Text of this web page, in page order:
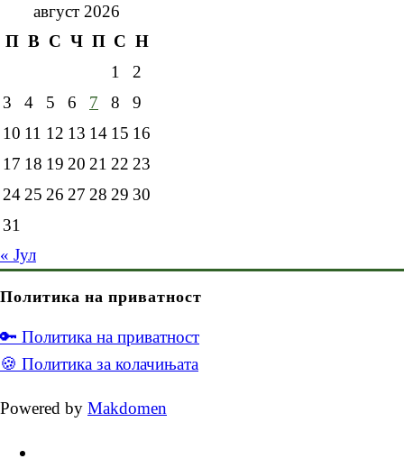
август 2026
П В С Ч П С Н
1
2
3
4 5 6 7 8
9
10 11 12 13 14 15 16
17 18 19 20 21 22 23
2425 26 27 28 29 30
31
« Јул
Политика на приватност
🔑 Политика на приватност
🍪 Политика за колачињата
Powered by Makdomen